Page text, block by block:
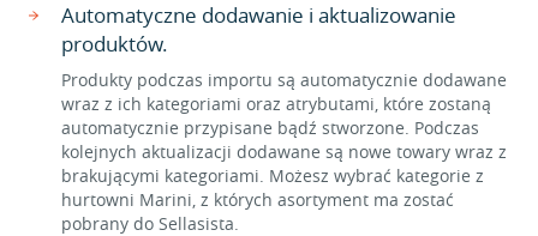
Automatyczne dodawanie i aktualizowanie
produktów.
Produkty podczas importu są automatycznie dodawane
wraz z ich kategoriami oraz atrybutami, które zostaną
automatycznie przypisane bądź stworzone. Podczas
kolejnych aktualizacji dodawane są nowe towary wraz z
brakującymi kategoriami. Możesz wybrać kategorie z
hurtowni Marini, z których asortyment ma zostać
pobrany do Sellasista.